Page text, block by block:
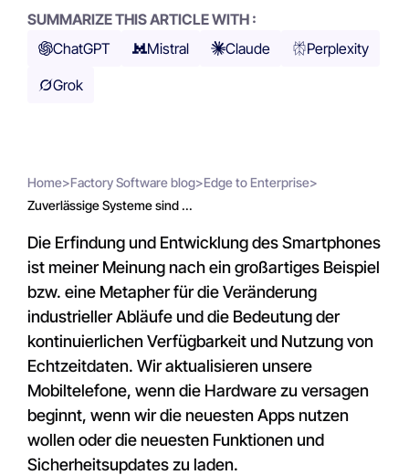
SUMMARIZE THIS ARTICLE WITH :
ChatGPT
Mistral Claude
Perplexity
Grok
Home>Factory Software blog>Edge to Enterprise>
Zuverlässige Systeme sind ...
Die Erfindung und Entwicklung des Smartphones
ist meiner Meinung nach ein großartiges Beispiel
bzw. eine Metapher für die Veränderung
industrieller Abläufe und die Bedeutung der
kontinuierlichen Verfügbarkeit und Nutzung von
Echtzeitdaten. Wir aktualisieren unsere
Mobiltelefone, wenn die Hardware zu versagen
beginnt, wenn wir die neuesten Apps nutzen
wollen oder die neuesten Funktionen und
Sicherheitsupdates zu laden.